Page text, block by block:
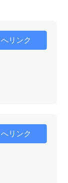
リンク
リンク